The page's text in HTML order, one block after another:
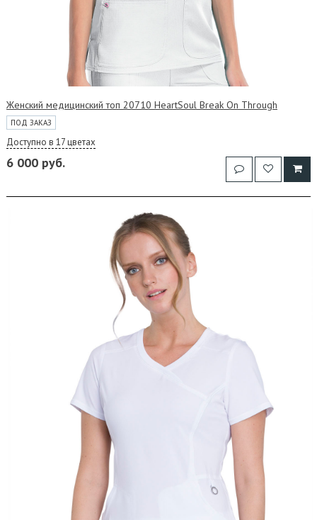
Женский медицинский топ 20710 HeartSoul Break On Through
ПОД ЗАКАЗ
Доступно в 17 цветах
6 000 руб.